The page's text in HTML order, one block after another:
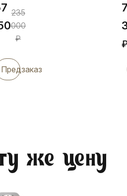
235
000
₽
Предзаказ
же цену